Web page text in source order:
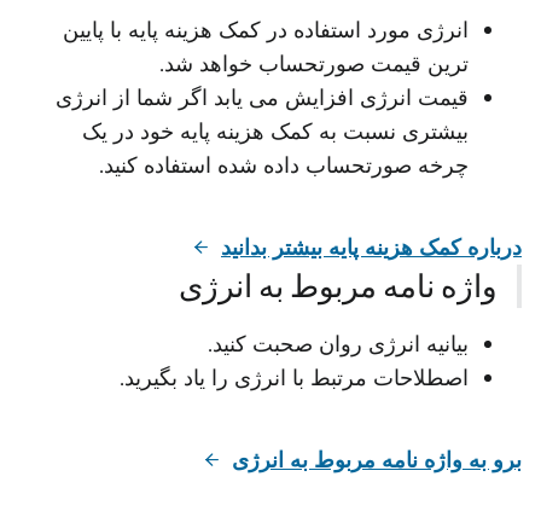
انرژی مورد استفاده در کمک هزینه پایه با پایین
ترین قیمت صورتحساب خواهد شد.
قیمت انرژی افزایش می یابد اگر شما از انرژی
بیشتری نسبت به کمک هزینه پایه خود در یک
چرخه صورتحساب داده شده استفاده کنید.
درباره کمک هزینه پایه بیشتر بدانید
واژه نامه مربوط به انرژی
بیانیه انرژی روان صحبت کنید.
اصطلاحات مرتبط با انرژی را یاد بگیرید.
برو به واژه نامه مربوط به انرژی